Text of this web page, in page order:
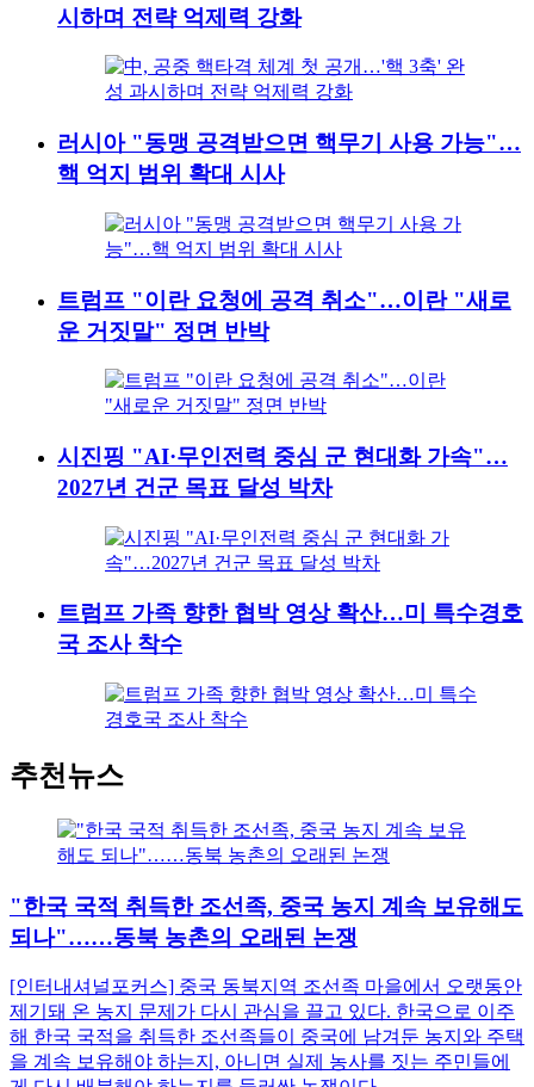
시하며 전략 억제력 강화
러시아 "동맹 공격받으면 핵무기 사용 가능"…
핵 억지 범위 확대 시사
트럼프 "이란 요청에 공격 취소"…이란 "새로
운 거짓말" 정면 반박
시진핑 "AI·무인전력 중심 군 현대화 가속"…
2027년 건군 목표 달성 박차
트럼프 가족 향한 협박 영상 확산…미 특수경호
국 조사 착수
추천뉴스
"한국 국적 취득한 조선족, 중국 농지 계속 보유해도
되나"……동북 농촌의 오래된 논쟁
[인터내셔널포커스] 중국 동북지역 조선족 마을에서 오랫동안
제기돼 온 농지 문제가 다시 관심을 끌고 있다. 한국으로 이주
해 한국 국적을 취득한 조선족들이 중국에 남겨둔 농지와 주택
을 계속 보유해야 하는지, 아니면 실제 농사를 짓는 주민들에